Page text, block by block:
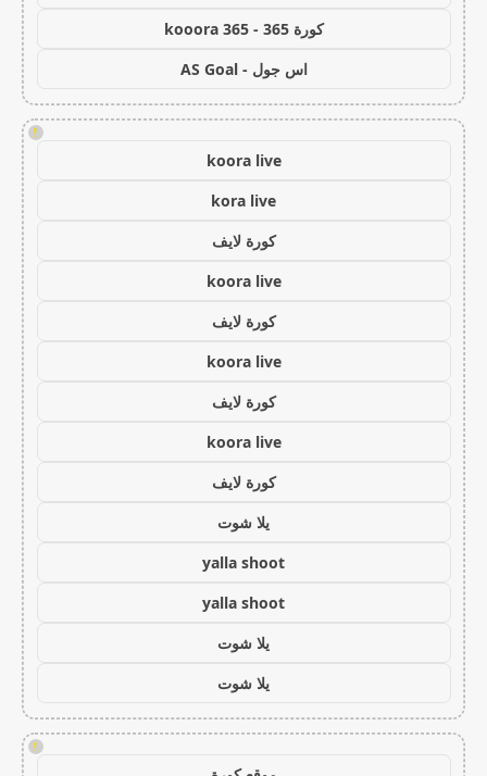
كورة 365 - kooora 365
اس جول - AS Goal
!
koora live
kora live
كورة لايف
koora live
كورة لايف
koora live
كورة لايف
koora live
كورة لايف
يلا شوت
yalla shoot
yalla shoot
يلا شوت
يلا شوت
!